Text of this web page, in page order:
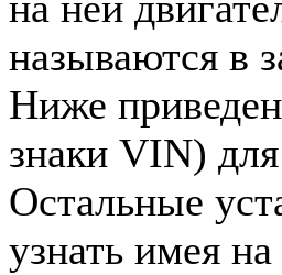
называются в
Ниже
знаки VIN)
Остальные
узнать имея